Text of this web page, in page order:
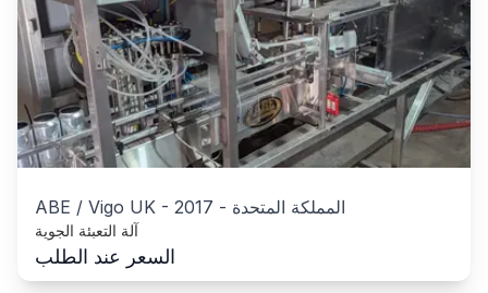
ABE / Vigo UK - 2017 - المملكة المتحدة
آلة التعبئة الجوية
السعر عند الطلب